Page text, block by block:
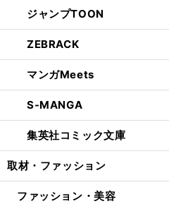
ジャンプTOON
ZEBRACK
マンガMeets
S-MANGA
集英社コミック文庫
取材・ファッション
ファッション・美容